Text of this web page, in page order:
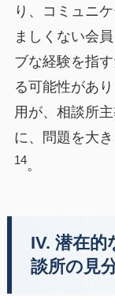
り、コミュニ
ましくない会
ブな経験を指
る可能性があ
用が、相談所
に、問題を大
14。
IV. 潜在
談所の見